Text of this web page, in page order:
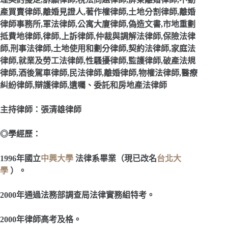
產買賣律師,離婚見證人,著作權律師,土地分割律師,離婚
律師事務所,軍法律師,公寓大廈律師,偽造文書,市地重劃
抵費地律師,律師,上訴律師,仲裁與調解法律師,保險法律
師,刑事法律師,土地使用和劃分律師,契約法律師,家庭法
律師,就業及勞工法律師,性騷擾律師,監護律師,破產法規
律師,酒後駕車律師,民法律師,離婚律師,物權法律師,醫療
糾紛律師,辯護律師,遺囑、委託和房地產法律師
主持律師：張清雄律師
◎學經歷：
1996年國立中興大學 法律系畢業（現已改名台北大
學 ）。
2000年通過法務部調查局法律實務組特考。
2000年律師高考及格。